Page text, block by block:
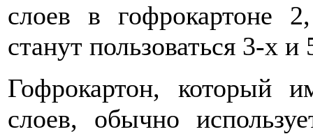
слоев в гофрокартоне
станут пользоваться 3-х
Гофрокартон, который
слоев, обычно